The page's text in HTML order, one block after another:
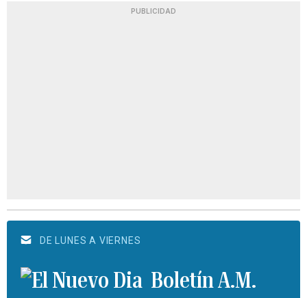
PUBLICIDAD
DE LUNES A VIERNES
Boletín A.M.